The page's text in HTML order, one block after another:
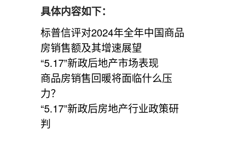
具体内容如下：
标普信评对2024年全年中国商品
房销售额及其增速展望
“5.17”新政后地产市场表现
商品房销售回暖将面临什么压
力？
“5.17”新政后房地产行业政策研
判